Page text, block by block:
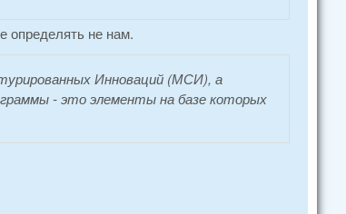
определять не нам.
Инноваций (МСИ), а
- это элементы на базе которых